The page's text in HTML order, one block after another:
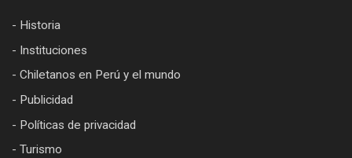
- Historia
- Instituciones
- Chiletanos en Perú y el mundo
- Publicidad
- Políticas de privacidad
- Turismo